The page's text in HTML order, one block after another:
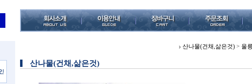
산나물(건채,삶은것) > 울
산나물(건채,삶은것)